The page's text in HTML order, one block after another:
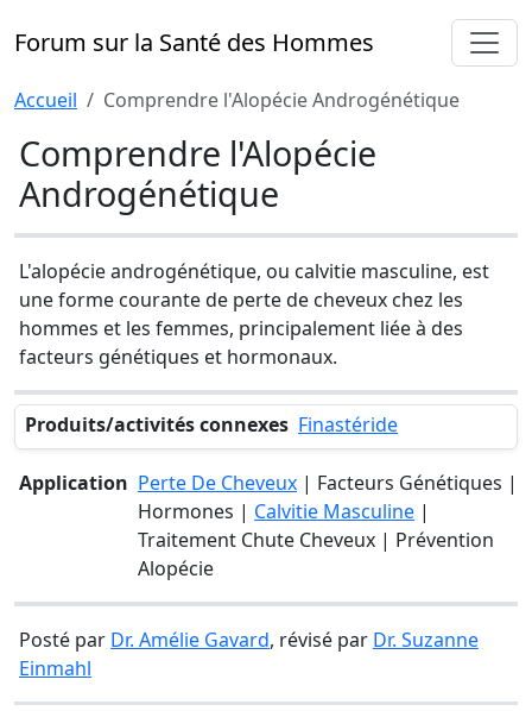
Forum sur la Santé des Hommes
Accueil Comprendre l'Alopécie Androgénétique
Comprendre l'Alopécie
Androgénétique
L'alopécie androgénétique, ou calvitie masculine, est
une forme courante de perte de cheveux chez les
hommes et les femmes, principalement liée à des
facteurs génétiques et hormonaux.
Produits/activités connexes Finastéride
Application Perte De Cheveux | Facteurs Génétiques |
Hormones | Calvitie Masculine |
Traitement Chute Cheveux | Prévention
Alopécie
Posté par Dr. Amélie Gavard, révisé par Dr. Suzanne
Einmahl